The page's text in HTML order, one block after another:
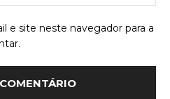
e site neste navegador para a